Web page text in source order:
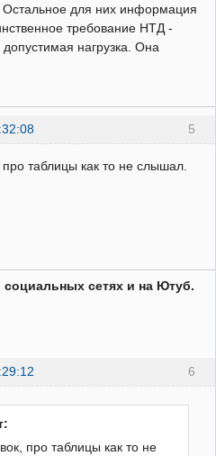
Остальное для них информация
требование НТД -
нагрузка. Она
5
про таблицы как то не слышал.
сетях и на Ютуб.
6
про таблицы как то не